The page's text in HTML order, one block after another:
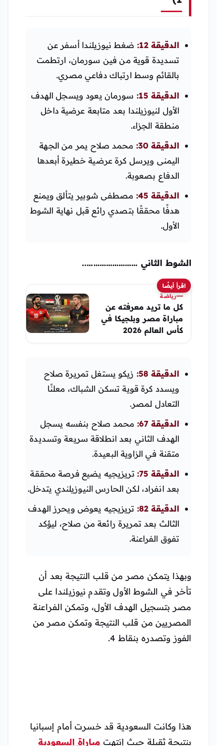
الدقيقة 12:
ضغط نيوزيلندا أسفر عن
تسديدة قوية من فين سورمان، ارتطمت
بالقائم وسط ارتباك دفاعي مصري.
الدقيقة 15:
سورمان يعود ويسجل الهدف
الأول لنيوزيلندا بعد متابعة عرضية داخل
منطقة الجزاء.
الدقيقة 30:
محمد صلاح يمر من الجهة
اليمنى ويرسل كرة عرضية خطيرة أبعدها
الدفاع بصعوبة.
الدقيقة 45:
مصطفى شوبير يتألق ويمنع
هدفًا محققًا بتصدي رائع قبل نهاية الشوط
الأول.
الشوط الثاني ……………………..
اقرأ أيضًا
رياضة
كل ما تريد معرفته عن
مباراة مصر وبلجيكا في
كأس العالم 2026
الدقيقة 58:
زيكو يستغل تمريرة صلاح
ويسدد كرة قوية تسكن الشباك، معلنًا
التعادل لمصر.
الدقيقة 67:
محمد صلاح بنفسه يسجل
الهدف الثاني بعد انطلاقة سريعة وتسديدة
متقنة في الزاوية البعيدة.
الدقيقة 75:
تريزيجيه يضيع فرصة محققة
بعد انفراد، لكن الحارس النيوزيلندي يتدخل.
الدقيقة 82:
تريزيجيه يعوض ويحرز الهدف
الثالث بعد تمريرة رائعة من صلاح، ليؤكد
تفوق الفراعنة.
وبهذا يتمكن مصر من قلب النتيجة بعد أن
تأخر في الشوط الأول وتقدم نيوزيلندا على
مصر بتسجيل الهدف الأول، وتمكن الفراعنة
المصريين من قلب النتيجة وتمكن مصر من
الفوز وتصدره بنقاط 4.
هذا وكانت السعودية قد خسرت أمام إسبانيا
بنتيجة ثقيلة حيث إنتهت مباراة السعودية